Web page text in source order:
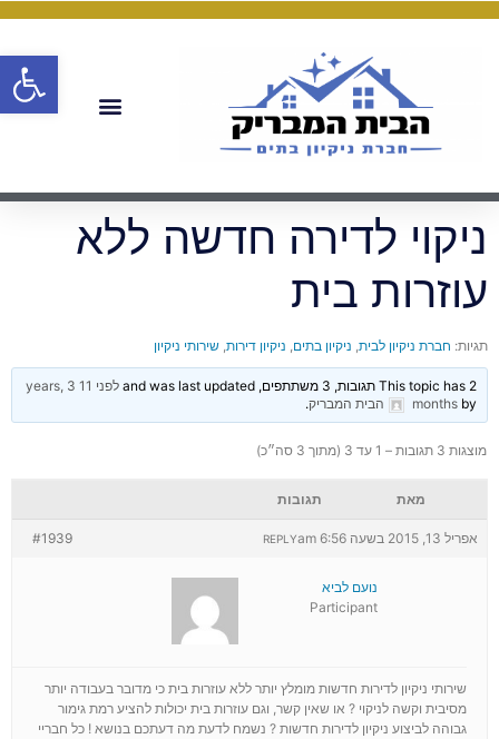
ניקוי לדירה חדשה ללא
עוזרות בית
תגיות: חברת ניקיון לבית, ניקיון בתים, ניקיון דירות, שירותי ניקיון
This topic has 2 תגובות, 3 משתתפים, and was last updated
לפני 11 years, 3
monthsby הבית המבריק.
מוצגות 3 תגובות – 1 עד 3 (מתוך 3 סה״כ)
מאת תגובות
אפריל 13, 2015 בשעה 6:56 am #1939 REPLY
נועם לביא
Participant
שירותי ניקיון לדירות חדשות מומלץ יותר ללא עוזרות בית כי מדובר בעבודה יותר
מסיבית וקשה לניקוי ? או שאין קשר, וגם עוזרות בית יכולות להציע רמת גימור
גבוהה לביצוע ניקיון לדירות חדשות ? נשמח לדעת מה דעתכם בנושא ! כל חבריי